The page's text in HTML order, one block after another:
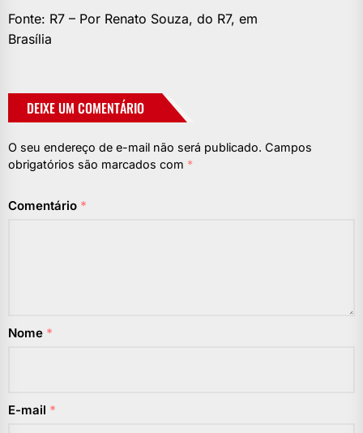
Fonte: R7 – Por Renato Souza, do R7, em
Brasília
DEIXE UM COMENTÁRIO
O seu endereço de e-mail não será publicado. Campos
obrigatórios são marcados com *
Comentário *
Nome *
E-mail *